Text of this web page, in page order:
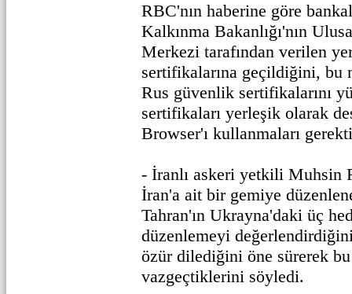
RBC'nın haberine göre
Kalkınma Bakanlığı'nın
Merkezi tarafından verilen
sertifikalarına geçildiğini, bu
Rus güvenlik sertifikalarını
sertifikaları yerleşik olarak
Browser'ı kullanmaları
- İranlı askeri yetkili Muhsin
İran'a ait bir gemiye
Tahran'ın Ukrayna'daki üç
düzenlemeyi
özür dilediğini öne sürerek
vazgeçtiklerini söyledi.